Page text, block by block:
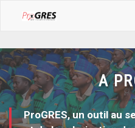
A
ProGRES, un outil au